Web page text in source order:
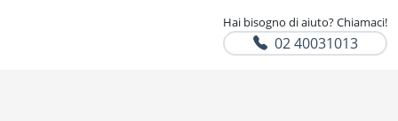
Hai bisogno di aiuto? Chiamaci!
02 40031013